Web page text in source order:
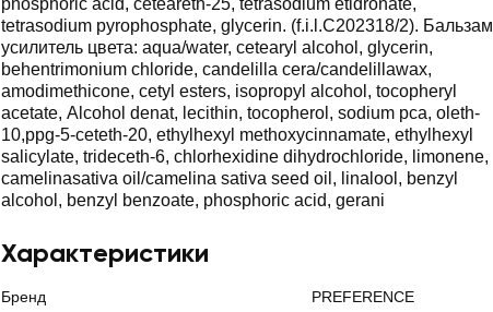
phosphoric acid, ceteareth-25, tetrasodium etidronate,
tetrasodium pyrophosphate, glycerin. (f.i.l.C202318/2). Бальзам
усилитель цвета: aqua/water, cetearyl alcohol, glycerin,
behentrimonium chloride, candelilla cera/candelillawax,
amodimethicone, cetyl esters, isopropyl alcohol, tocopheryl
acetate, Alcohol denat, lecithin, tocopherol, sodium pca, oleth-
10,ppg-5-ceteth-20, ethylhexyl methoxycinnamate, ethylhexyl
salicylate, trideceth-6, chlorhexidine dihydrochloride, limonene,
camelinasativa oil/camelina sativa seed oil, linalool, benzyl
alcohol, benzyl benzoate, phosphoric acid, gerani
Характеристики
Бренд PREFERENCE